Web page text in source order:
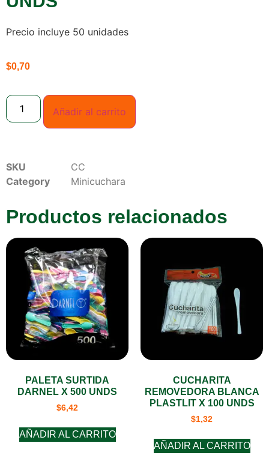
Precio incluye 50 unidades
$0,70
Añadir al carrito
SKU
CC
Category
Minicuchara
Productos relacionados
PALETA SURTIDA
DARNEL X 500 UNDS
$6,42
AÑADIR AL CARRITO
CUCHARITA
REMOVEDORA BLANCA
PLASTLIT X 100 UNDS
$1,32
AÑADIR AL CARRITO